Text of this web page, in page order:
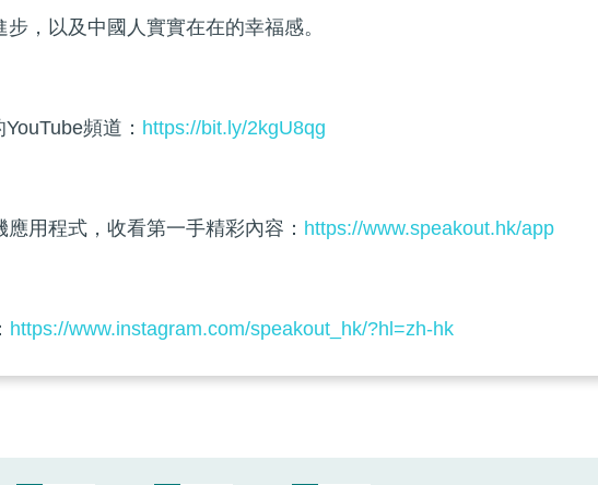
，以及中國人實實在在的幸福感。
頻道： https://bit.ly/2kgU8qg
用程式，收看第一手精彩內容： https://www.speakout.hk/app
https://www.instagram.com/speakout_hk/?hl=zh-hk